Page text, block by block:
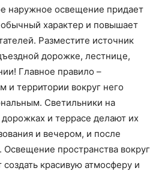
наружное освещение придает
характер и повышает
Разместите источник
дорожке, лестнице,
Главное правило –
и территории вокруг него
Светильники на
и террасе делают их
и вечером, и после
Освещение пространства вокруг
красивую атмосферу и